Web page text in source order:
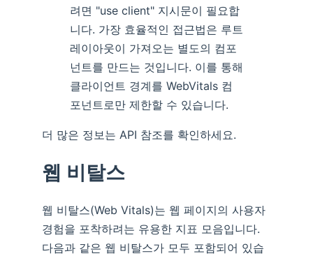
려면 "use client" 지시문이 필요합
니다. 가장 효율적인 접근법은 루트
레이아웃이 가져오는 별도의 컴포
넌트를 만드는 것입니다. 이를 통해
클라이언트 경계를 WebVitals 컴
포넌트로만 제한할 수 있습니다.
더 많은 정보는 API 참조를 확인하세요.
웹 비탈스
웹 비탈스(Web Vitals)는 웹 페이지의 사용자
경험을 포착하려는 유용한 지표 모음입니다.
다음과 같은 웹 비탈스가 모두 포함되어 있습